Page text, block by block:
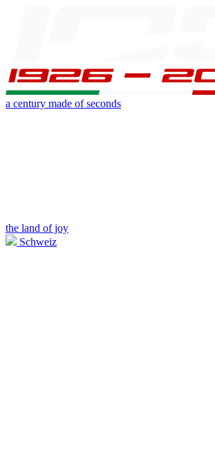
a century made of seconds
the land of joy
Schweiz